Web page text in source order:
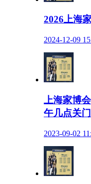
2026上海
2024-12-09
上海家博
午几点关
2023-09-02